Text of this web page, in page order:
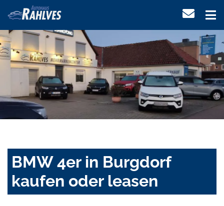
BMW 4er in Burgdorf
kaufen oder leasen